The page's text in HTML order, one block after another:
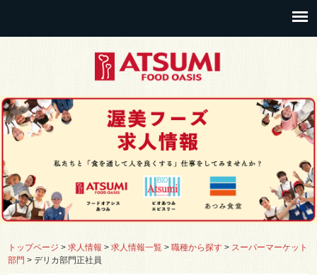
トップページ >求人情報 >求人情報一覧 >職種から探す > スーパーマーケット
部門 >デリカ部門正社員